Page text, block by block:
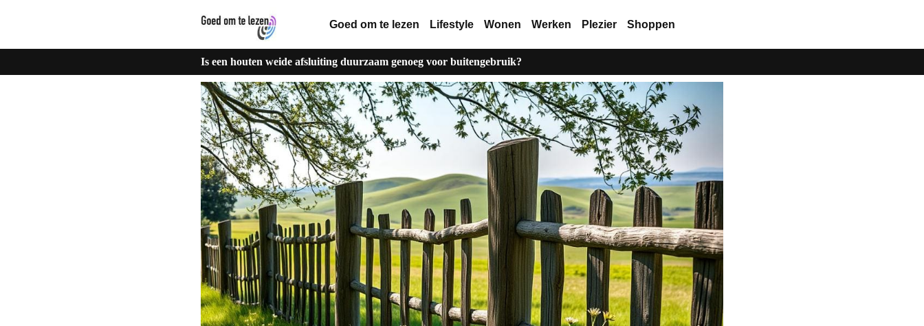
Goed om te lezen Lifestyle Wonen Werken Plezier Shoppen
Is een houten weide afsluiting duurzaam genoeg voor buitengebruik?